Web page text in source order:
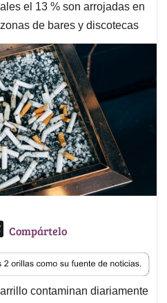
el 13 % son arrojadas en
de bares y discotecas
T
r
e
a
Compártelo
contaminan diariamente